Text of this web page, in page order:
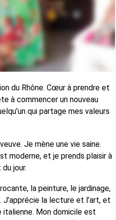
du Rhône. Cœur à prendre et
à commencer un nouveau
qui partage mes valeurs
Je mène une vie saine.
moderne, et je prends plaisir à
jour.
la peinture, le jardinage,
la lecture et l’art, et
Mon domicile est